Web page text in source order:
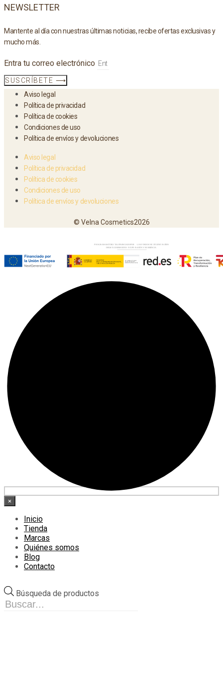
NEWSLETTER
Mantente al día con nuestras últimas noticias, recibe ofertas exclusivas y
mucho más.
Entra tu correo electrónico
SUSCRÍBETE ⟶
Aviso legal
Política de privacidad
Política de cookies
Condiciones de uso
Política de envíos y devoluciones
Aviso legal
Política de privacidad
Política de cookies
Condiciones de uso
Política de envíos y devoluciones
© Velna Cosmetics2026
×
Inicio
Tienda
Marcas
Quiénes somos
Blog
Contacto
Búsqueda de productos